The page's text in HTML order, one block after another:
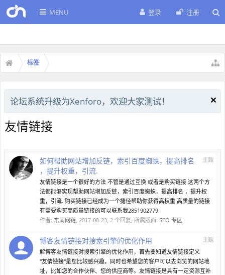
MENU 登录 注册
标签
论坛系统升级为Xenforo，欢迎大家测试！
友情链接
主题
如何帮助网站增加反链，索引百度蜘蛛，提高排名
，提升权重，引流.
友情链接是一个很好的方法 不管是通过互换 或者是购买链接 这两个方
法都能够实现帮助网站增加反链，索引百度蜘蛛，提高排名 ，提升权
重，引流. 购买链接已经成为一个捷径帮助你获得高权重 高质量的链接
有需要购买高质量链接的可以联系我2851902779
作者: 东南网链, 2017-08-23, 2 个回复, 所属版面: SEO 专区
主题
博客友情链接对搜索引擎的优化作用
解博客友情链接对搜索引擎的优化作用，首先要知道友情链接定义
"友情链接"是您比较感兴趣，同时也希望您的客户可以去浏览的网站地
址，比如您的合作伙伴、您的供应商等。友情链接是具有一定资源互补